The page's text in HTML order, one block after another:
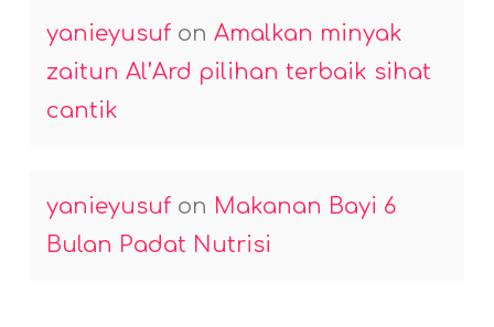
yanieyusufon Amalkan minyak
zaitun Al’Ard pilihan terbaik sihat
cantik
yanieyusufon Makanan Bayi 6
Bulan Padat Nutrisi